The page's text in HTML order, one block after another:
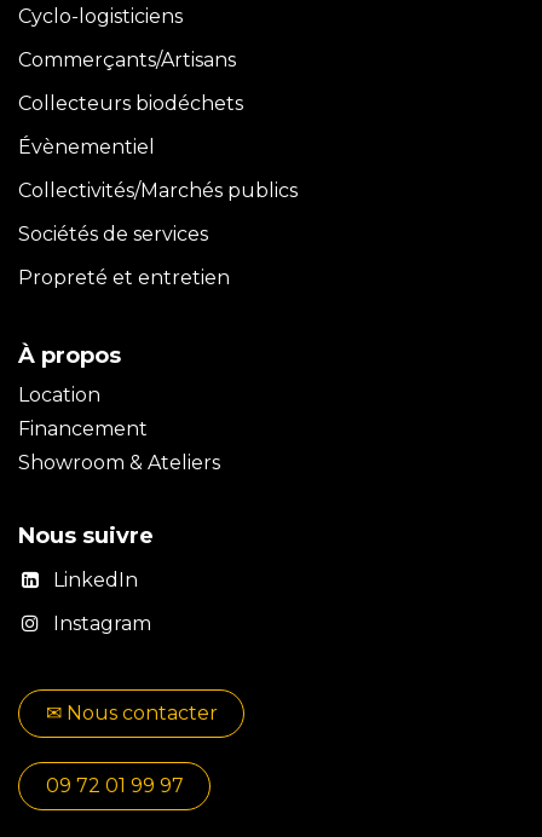
Cyclo-logisticiens
Commerçants/Artisans
Collecteurs biodéchets
Évènementiel
Collectivités/Marchés publics
Sociétés de services
Propreté et entretien
À propos
Location
Financement
Showroom & Ateliers
Nous suivre
LinkedIn
Instagram
✉​​ No​​​​us contacter
09 72 01 99 97